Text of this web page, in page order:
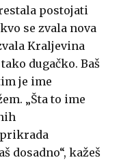
postojati
se zvala nova
Kraljevina
dugačko. Baš
je ime
„Šta to ime
prikrada
dosadno“, kažeš